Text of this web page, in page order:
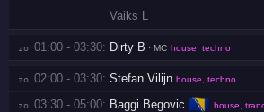
Vaiks L
zo 01:00 - 03:30: Dirty B · MC house, techno
zo 02:00 - 03:30: Stefan Vilijn house, techno
zo 03:30 - 05:00: Baggi Begovic 🇧🇦 house,